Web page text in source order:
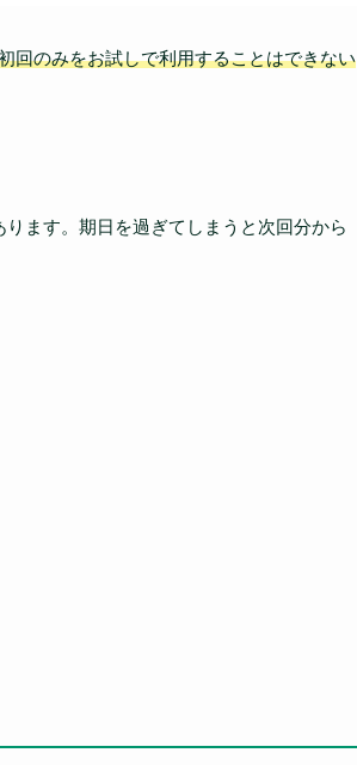
回のみをお試しで利用することはできない
ります。期日を過ぎてしまうと次回分から